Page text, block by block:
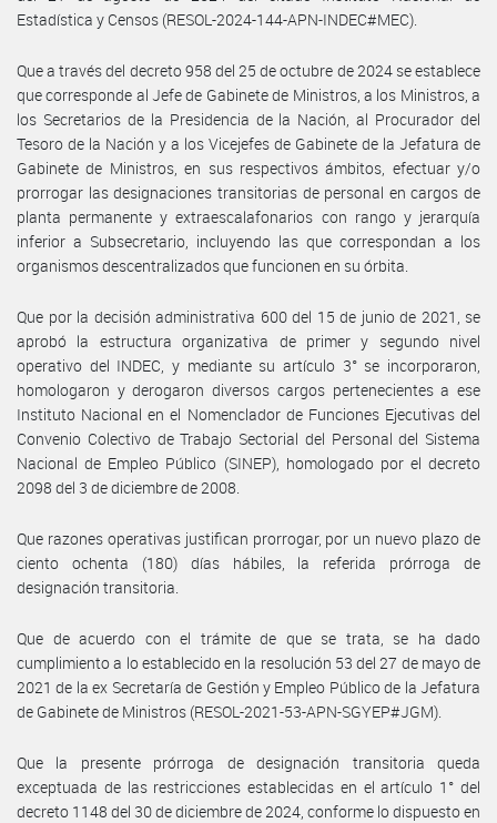
Estadística y Censos (RESOL-2024-144-APN-INDEC#MEC).
Que a través del decreto 958 del 25 de octubre de 2024 se establece
que corresponde al Jefe de Gabinete de Ministros, a los Ministros, a
los Secretarios de la Presidencia de la Nación, al Procurador del
Tesoro de la Nación y a los Vicejefes de Gabinete de la Jefatura de
Gabinete de Ministros, en sus respectivos ámbitos, efectuar y/o
prorrogar las designaciones transitorias de personal en cargos de
planta permanente y extraescalafonarios con rango y jerarquía
inferior a Subsecretario, incluyendo las que correspondan a los
organismos descentralizados que funcionen en su órbita.
Que por la decisión administrativa 600 del 15 de junio de 2021, se
aprobó la estructura organizativa de primer y segundo nivel
operativo del INDEC, y mediante su artículo 3° se incorporaron,
homologaron y derogaron diversos cargos pertenecientes a ese
Instituto Nacional en el Nomenclador de Funciones Ejecutivas del
Convenio Colectivo de Trabajo Sectorial del Personal del Sistema
Nacional de Empleo Público (SINEP), homologado por el decreto
2098 del 3 de diciembre de 2008.
Que razones operativas justifican prorrogar, por un nuevo plazo de
ciento ochenta (180) días hábiles, la referida prórroga de
designación transitoria.
Que de acuerdo con el trámite de que se trata, se ha dado
cumplimiento a lo establecido en la resolución 53 del 27 de mayo de
2021 de la ex Secretaría de Gestión y Empleo Público de la Jefatura
de Gabinete de Ministros (RESOL-2021-53-APN-SGYEP#JGM).
Que la presente prórroga de designación transitoria queda
exceptuada de las restricciones establecidas en el artículo 1° del
decreto 1148 del 30 de diciembre de 2024, conforme lo dispuesto en